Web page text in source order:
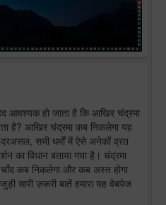
आवश्यक हो जाता है कि आखिर चंद्रमा
है? आखिर चंद्रमा कब निकलेगा यह
दरअसल, सभी धर्मों में ऐसे अनेकों व्रत
का विधान बताया गया है। चंद्रमा
कब निकलेगा और कब अस्त होगा
सारी ज़रूरी बातें हमारा यह वेबपेज